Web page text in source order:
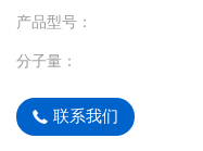
产品型号：
分子量：
联系我们